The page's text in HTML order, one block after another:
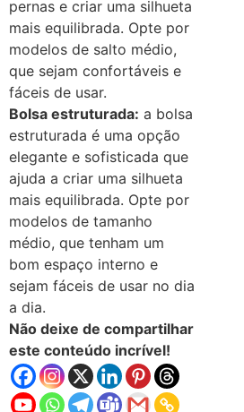
pernas e criar uma silhueta
mais equilibrada. Opte por
modelos de salto médio,
que sejam confortáveis e
fáceis de usar.
Bolsa estruturada: a bolsa
estruturada é uma opção
elegante e sofisticada que
ajuda a criar uma silhueta
mais equilibrada. Opte por
modelos de tamanho
médio, que tenham um
bom espaço interno e
sejam fáceis de usar no dia
a dia.
Não deixe de compartilhar
este conteúdo incrível!